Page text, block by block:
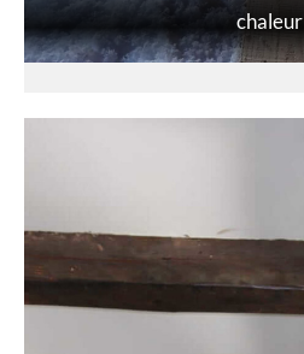
chaleur